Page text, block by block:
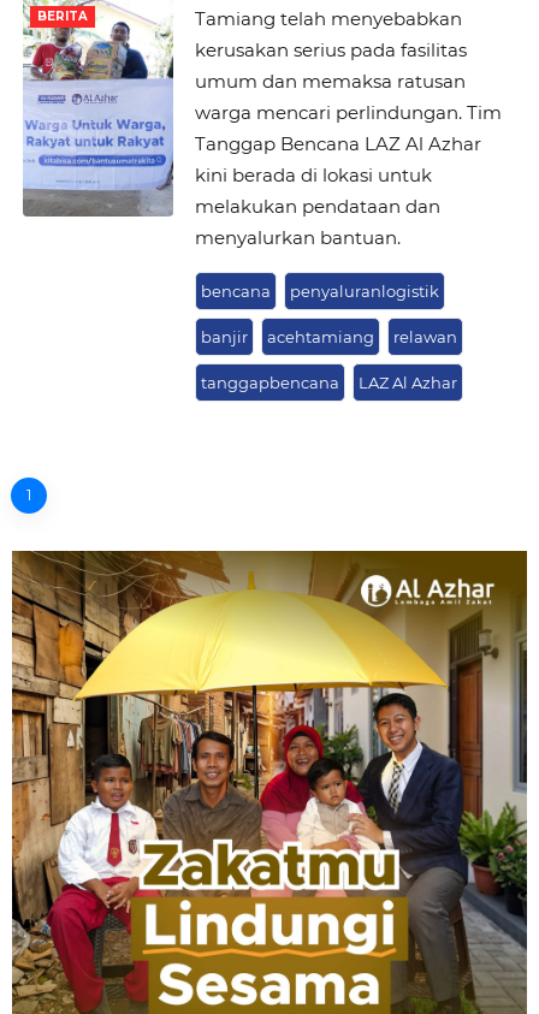
BERITA
Tamiang telah menyebabkan
kerusakan serius pada fasilitas
umum dan memaksa ratusan
warga mencari perlindungan. Tim
Tanggap Bencana LAZ Al Azhar
kini berada di lokasi untuk
melakukan pendataan dan
menyalurkan bantuan.
bencana penyaluranlogistik
banjir acehtamiang relawan
tanggapbencana LAZ Al Azhar
1